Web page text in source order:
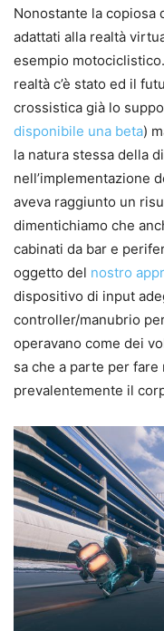
Nonostante la copiosa
adattati alla realtà
esempio
realtà c’è stato ed il
crossistica già lo
disponibile una beta)
la natura stessa della
nell’implementazione
aveva raggiunto un
dimentichiamo che
cabinati da bar e
oggetto del nostro
dispositivo di input
controller/manubrio
operavano come dei
sa che a parte per
prevalentemente il